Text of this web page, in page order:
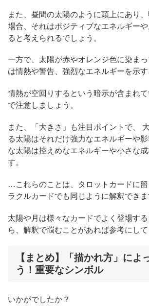
また、昼間の太陽のように頭上にあり
場合、それはポジティブなエネルギー
ると考えられるでしょう。
一方で、太陽が赤やオレンジ色に染ま
は情熱や警告、強烈なエネルギーを示す
情熱が空回りするという暗示が含まれ
で注意しましょう。
また、「大きさ」も注目ポイントで、
る太陽はそれだけ強力なエネルギーや
な太陽は控えめなエネルギーや小さな
す。
…これらのことは、タロットカードに
ラクルカードでも同じように解釈できま
太陽や月は様々なカードでよく登場す
ら、解釈で悩むことがあれば参考にして
【まとめ】「描かれ方」によ
う！重要なシンボル
いかがでしたか？